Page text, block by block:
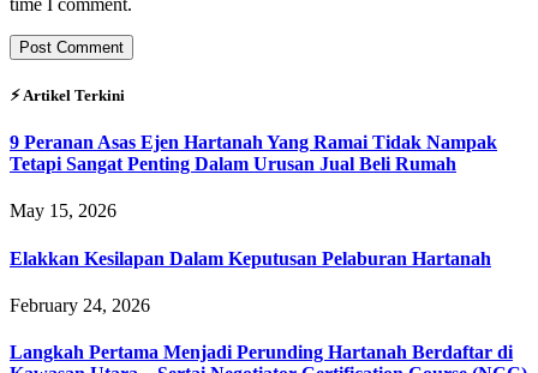
⚡︎ Artikel Terkini
9 Peranan Asas Ejen Hartanah Yang Ramai Tidak Nampak
Tetapi Sangat Penting Dalam Urusan Jual Beli Rumah
May 15, 2026
Elakkan Kesilapan Dalam Keputusan Pelaburan Hartanah
February 24, 2026
Langkah Pertama Menjadi Perunding Hartanah Berdaftar di